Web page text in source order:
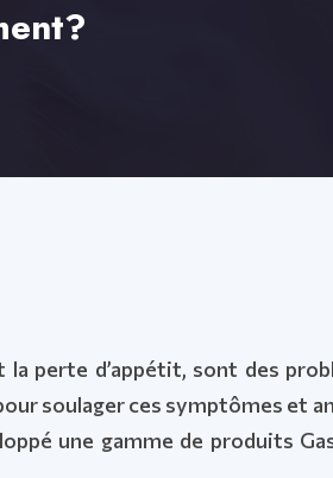
perte d’appétit, sont des
soulager ces symptômes et
une gamme de produits